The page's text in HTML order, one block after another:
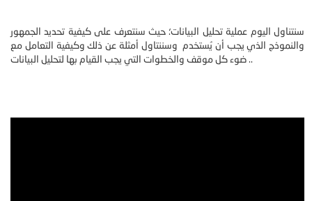
سنتناول اليوم عملية تحليل البيانات؛ حيث سنتعرف على كيفية تحديد الجمهور
والنموذج الذي يجب أن يُستخدم وسننتاول أمثلة عن ذلك وكيفية التعامل مع
ضوء كل موقف والخطوات التي يجب القيام بها لتحليل البيانات ..